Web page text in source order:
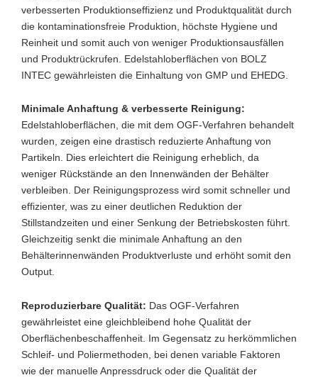
verbesserten Produktionseffizienz und Produktqualität durch
die kontaminationsfreie Produktion, höchste Hygiene und
Reinheit und somit auch von weniger Produktionsausfällen
und Produktrückrufen. Edelstahloberflächen von BOLZ
INTEC gewährleisten die Einhaltung von GMP und EHEDG.
Minimale Anhaftung & verbesserte Reinigung:
Edelstahloberflächen, die mit dem OGF-Verfahren behandelt
wurden, zeigen eine drastisch reduzierte Anhaftung von
Partikeln. Dies erleichtert die Reinigung erheblich, da
weniger Rückstände an den Innenwänden der Behälter
verbleiben. Der Reinigungsprozess wird somit schneller und
effizienter, was zu einer deutlichen Reduktion der
Stillstandzeiten und einer Senkung der Betriebskosten führt.
Gleichzeitig senkt die minimale Anhaftung an den
Behälterinnenwänden Produktverluste und erhöht somit den
Output.
Reproduzierbare Qualität: Das OGF-Verfahren
gewährleistet eine gleichbleibend hohe Qualität der
Oberflächenbeschaffenheit. Im Gegensatz zu herkömmlichen
Schleif- und Poliermethoden, bei denen variable Faktoren
wie der manuelle Anpressdruck oder die Qualität der